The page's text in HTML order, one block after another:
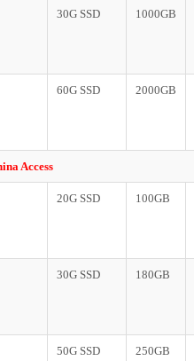
30G SSD 1000GB
60G SSD 2000GB
Access
20G SSD 100GB
30G SSD 180GB
50G SSD 250GB